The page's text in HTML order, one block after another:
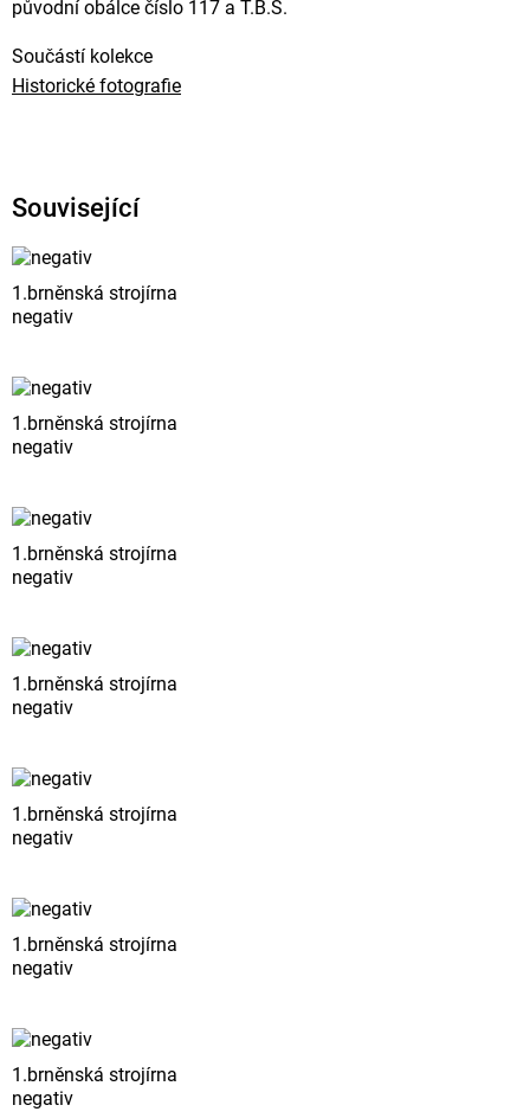
původní obálce číslo 117 a T.B.S.
Součástí kolekce
Historické fotografie
Související
1.brněnská strojírna
negativ
1.brněnská strojírna
negativ
1.brněnská strojírna
negativ
1.brněnská strojírna
negativ
1.brněnská strojírna
negativ
1.brněnská strojírna
negativ
1.brněnská strojírna
negativ